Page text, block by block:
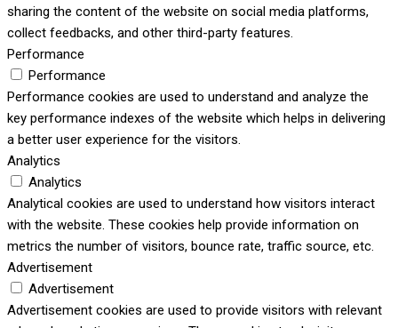
sharing the content of the website on social media platforms,
collect feedbacks, and other third-party features.
Performance
Performance
Performance cookies are used to understand and analyze the
key performance indexes of the website which helps in delivering
a better user experience for the visitors.
Analytics
Analytics
Analytical cookies are used to understand how visitors interact
with the website. These cookies help provide information on
metrics the number of visitors, bounce rate, traffic source, etc.
Advertisement
Advertisement
Advertisement cookies are used to provide visitors with relevant